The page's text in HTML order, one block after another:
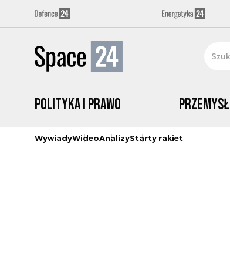
Polityka i prawo Przemysł
WywiadyWideoAnalizyStarty rakiet